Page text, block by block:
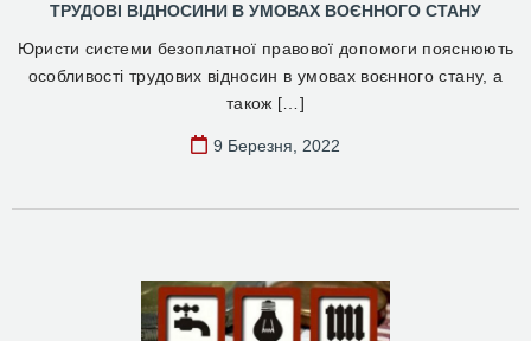
ТРУДОВІ ВІДНОСИНИ В УМОВАХ ВОЄННОГО СТАНУ
Юристи системи безоплатної правової допомоги пояснюють
особливості трудових відносин в умовах воєнного стану, а
також […]
9 Березня, 2022